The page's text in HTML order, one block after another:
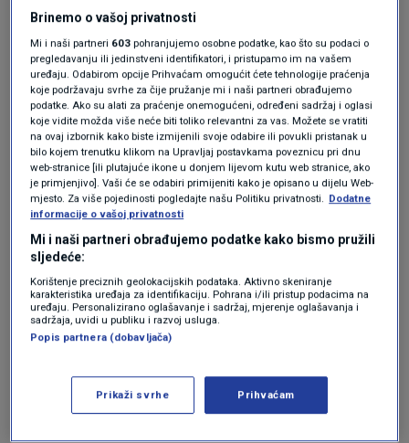
DijetetičarJordan Hillobjašnjava da
antioksidansi iz ružmarina mogu spriječiti
štetnu oksidaciju LDL kolesterola, poznatog
kao "loš" kolesterol, prenosiKrstarica.
Znanstveno dokazane
dobrobiti
Jedno je istraživanje pokazalo značajne
rezultate kod ljudi koji su uzimali ružmarin. U
istraživanju je sudjelovalo 48 dobrovoljaca koji
dva, pet ili deset grama mljevenog ružmarina.
Brinemo o vašoj privatnosti
Mi i naši partneri 603 pohranjujemo osobne podatke, kao što su podaci o
pregledavanju ili jedinstveni identifikatori, i pristupamo im na vašem
uređaju. Odabirom opcije Prihvaćam omogućit ćete tehnologije praćenja
koje podržavaju svrhe za čije pružanje mi i naši partneri obrađujemo
podatke. Ako su alati za praćenje onemogućeni, određeni sadržaj i oglasi
koje vidite možda više neće biti toliko relevantni za vas. Možete se vratiti
na ovaj izbornik kako biste izmijenili svoje odabire ili povukli pristanak u
bilo kojem trenutku klikom na Upravljaj postavkama poveznicu pri dnu
web-stranice [ili plutajuće ikone u donjem lijevom kutu web stranice, ako
je primjenjivo]. Vaši će se odabiri primijeniti kako je opisano u dijelu Web-
mjesto. Za više pojedinosti pogledajte našu Politiku privatnosti. Dodatne
informacije o vašoj privatnosti
Mi i naši partneri obrađujemo podatke kako bismo pružili
sljedeće:
Korištenje preciznih geolokacijskih podataka. Aktivno skeniranje
karakteristika uređaja za identifikaciju. Pohrana i/ili pristup podacima na
uređaju. Personalizirano oglašavanje i sadržaj, mjerenje oglašavanja i
sadržaja, uvidi u publiku i razvoj usluga.
Popis partnera (dobavljača)
Prikaži svrhe Prihvaćam